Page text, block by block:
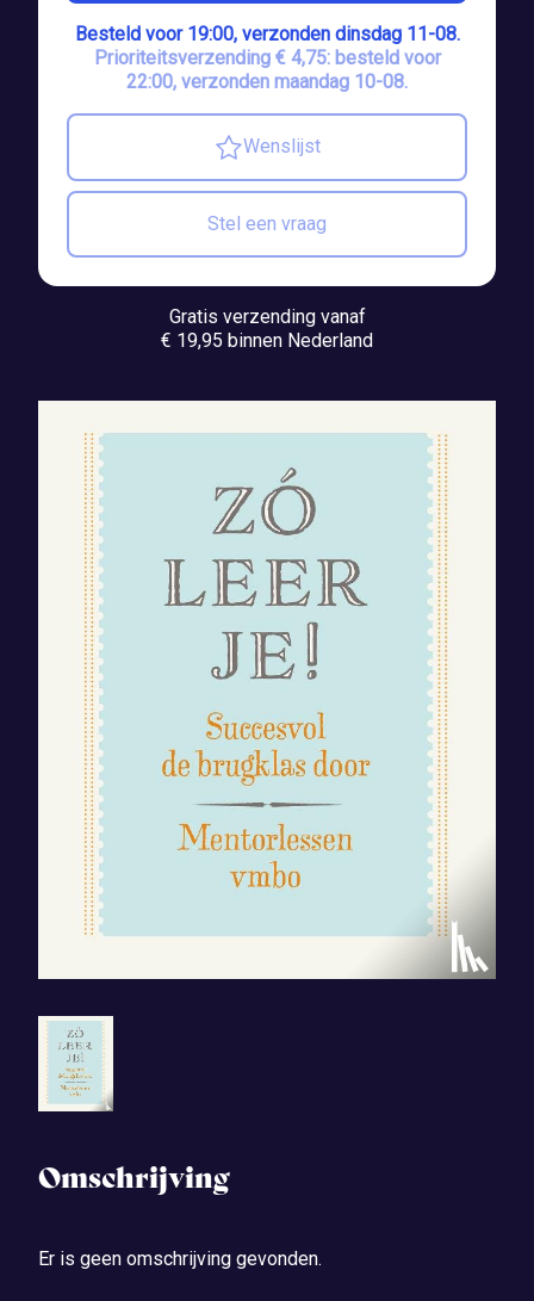
Omschrijving
Er is geen omschrijving gevonden.
Besteld voor 19:00, verzonden dinsdag 11-08.
Prioriteitsverzending € 4,75: besteld voor
22:00, verzonden maandag 10-08.
Wenslijst
Stel een vraag
Gratis verzending vanaf
€ 19,95 binnen Nederland